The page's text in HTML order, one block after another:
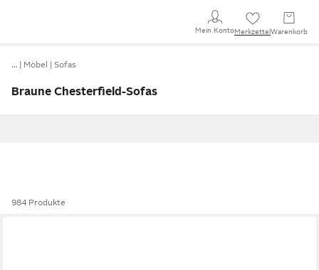
Mein KontoMerkzettel Warenkorb
… Möbel Sofas
Braune Chesterfield-Sofas
984 Produkte